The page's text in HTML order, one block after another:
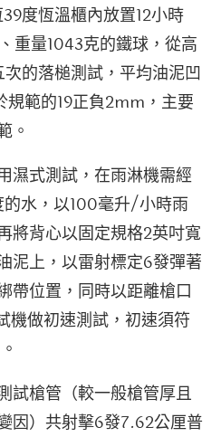
度恆溫櫃內放置12小時
重量1043克的鐵球，從高
的落槌測試，平均油泥凹
範的19正負2mm，主要
。
濕式測試，在雨淋機需經
水，以100毫升/小時雨
將背心以固定規格2英吋寬
泥上，以雷射標定6發彈著
帶位置，同時以距離槍口
機做初速測試，初速須符
試槍管（較一般槍管厚且
因）共射擊6發7.62公厘普